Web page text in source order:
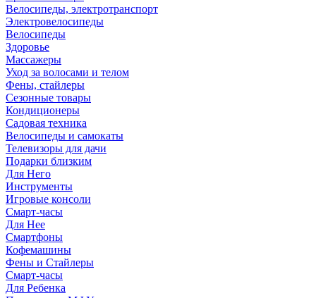
Велосипеды, электротранспорт
Электровелосипеды
Велосипеды
Здоровье
Массажеры
Уход за волосами и телом
Фены, стайлеры
Сезонные товары
Кондиционеры
Садовая техника
Велосипеды и самокаты
Телевизоры для дачи
Подарки близким
Для Него
Инструменты
Игровые консоли
Смарт-часы
Для Нее
Смартфоны
Кофемашины
Фены и Стайлеры
Смарт-часы
Для Ребенка